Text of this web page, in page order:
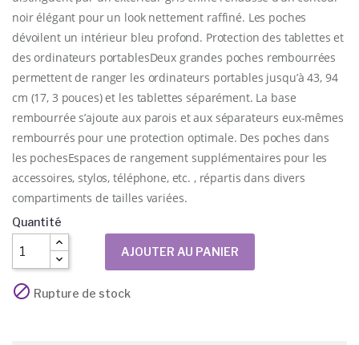
noir élégant pour un look nettement raffiné. Les poches
dévoilent un intérieur bleu profond. Protection des tablettes et
des ordinateurs portablesDeux grandes poches rembourrées
permettent de ranger les ordinateurs portables jusqu’à 43, 94
cm (17, 3 pouces) et les tablettes séparément. La base
rembourrée s’ajoute aux parois et aux séparateurs eux-mêmes
rembourrés pour une protection optimale. Des poches dans
les pochesEspaces de rangement supplémentaires pour les
accessoires, stylos, téléphone, etc. , répartis dans divers
compartiments de tailles variées.
Quantité
AJOUTER AU PANIER
 Rupture de stock